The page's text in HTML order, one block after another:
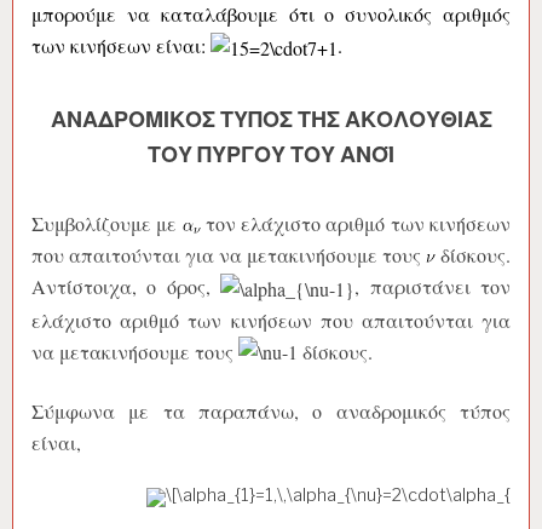
μπορούμε να καταλάβουμε ότι ο συνολικός αριθμός
των κινήσεων είναι:
.
ΑΝΑΔΡΟΜΙΚΌΣ ΤΎΠΟΣ ΤΗΣ ΑΚΟΛΟΥΘΊΑΣ
ΤΟΥ ΠΎΡΓΟΥ ΤΟΥ ΑΝΌΙ
Συμβολίζουμε με
τον ελάχιστο αριθμό των κινήσεων
που απαιτούνται για να μετακινήσουμε τους
δίσκους.
Αντίστοιχα, ο όρος,
, παριστάνει τον
ελάχιστο αριθμό των κινήσεων που απαιτούνται για
να μετακινήσουμε τους
δίσκους.
Σύμφωνα με τα παραπάνω, ο αναδρομικός τύπος
είναι,